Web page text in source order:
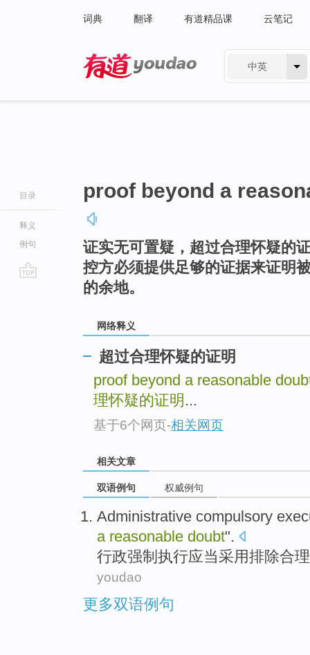
词典 翻译 有道精品课 云笔记
中英
目录
释义
例句
proof beyond a
证实无可置疑，超过合理怀疑的
控方必须提供足够的证据来证明
的余地。
网络释义
超过合理怀疑的证明
proof beyond a reasonable
理怀疑的证明 ...
基于6个网页-相关网页
相关文章
双语例句 权威例句
Administrative compulsory
a reasonable doubt".
行政强制 执行应当采用排除合理
youdao
更多双语例句